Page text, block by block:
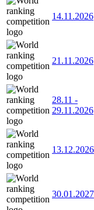
14.11.2026
21.11.2026
28.11 -
29.11.2026
13.12.2026
30.01.2027